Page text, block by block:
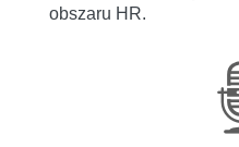
obszaru HR.